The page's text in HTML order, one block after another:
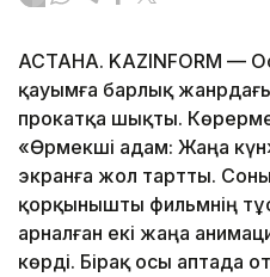
АСТАНА. KAZINFORM —
қауымға барлық
прокатқа шықты.
«Өрмекші адам: Жаңа
экранға жол тартты.
қорқынышты фильмнің
арналған екі жаңа
көрді. Бірақ осы аптада